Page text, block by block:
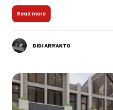
Read more
DIDI ARIYANTO